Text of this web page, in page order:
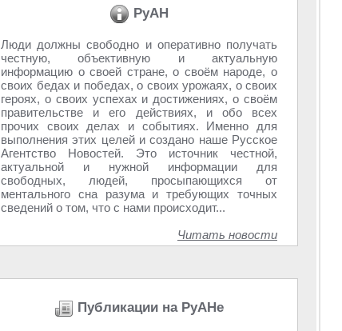
РуАН
Люди должны свободно и оперативно получать
честную, объективную и актуальную
информацию о своей стране, о своём народе, о
своих бедах и победах, о своих урожаях, о своих
героях, о своих успехах и достижениях, о своём
правительстве и его действиях, и обо всех
прочих своих делах и событиях. Именно для
выполнения этих целей и создано наше Русское
Агентство Новостей. Это источник честной,
актуальной и нужной информации для
свободных, людей, просыпающихся от
ментального сна разума и требующих точных
сведений о том, что с нами происходит...
Читать новости
Публикации на РуАНе